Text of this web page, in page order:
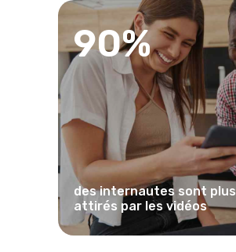
90%
des internautes sont plus
attirés par les vidéos